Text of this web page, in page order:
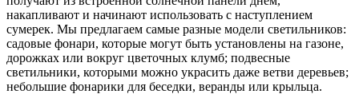
накапливают и начинают использовать с наступлением
сумерек. Мы предлагаем самые разные модели светильников:
садовые фонари, которые могут быть установлены на газоне,
дорожках или вокруг цветочных клумб; подвесные
светильники, которыми можно украсить даже ветви деревьев;
небольшие фонарики для беседки, веранды или крыльца.